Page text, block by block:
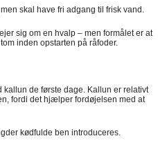
skal have fri adgang til frisk vand.
sig om en hvalp – men formålet er at
inden opstarten på råfoder.
kallun de første dage. Kallun er relativt
fordi det hjælper fordøjelsen med at
kødfulde ben introduceres.